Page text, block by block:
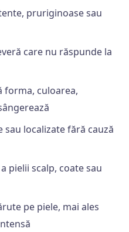
pruriginoase sau
care nu răspunde la
forma, culoarea,
localizate fără cauză
pielii scalp, coate sau
pe piele, mai ales